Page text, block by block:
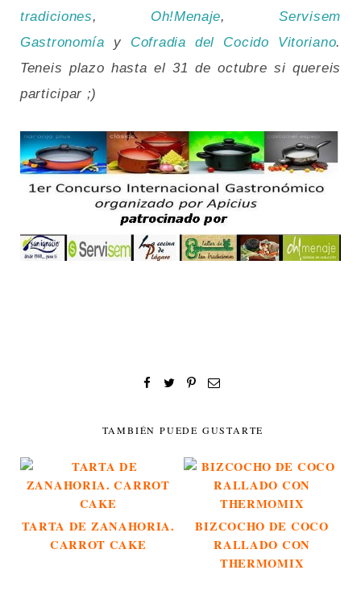
tradiciones, Oh!Menaje,Servisem
Gastronomía y Cofradia del Cocido Vitoriano.
Teneis plazo hasta el 31 de octubre si quereis
participar ;)
TAMBIÉN PUEDE GUSTARTE
TARTA DE ZANAHORIA.
CARROT CAKE
BIZCOCHO DE COCO
RALLADO CON
THERMOMIX